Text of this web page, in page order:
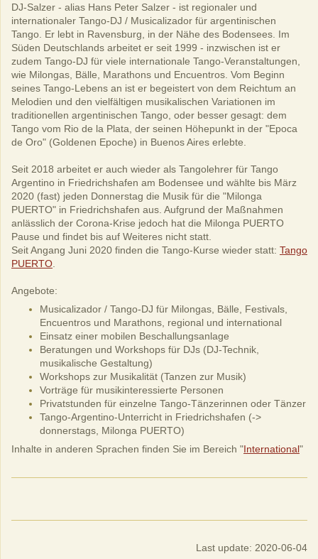
DJ-Salzer - alias Hans Peter Salzer - ist regionaler und
internationaler Tango-DJ / Musicalizador für argentinischen
Tango. Er lebt in Ravensburg, in der Nähe des Bodensees. Im
Süden Deutschlands arbeitet er seit 1999 - inzwischen ist er
zudem Tango-DJ für viele internationale Tango-Veranstaltungen,
wie Milongas, Bälle, Marathons und Encuentros. Vom Beginn
seines Tango-Lebens an ist er begeistert von dem Reichtum an
Melodien und den vielfältigen musikalischen Variationen im
traditionellen argentinischen Tango, oder besser gesagt: dem
Tango vom Rio de la Plata, der seinen Höhepunkt in der "Epoca
de Oro" (Goldenen Epoche) in Buenos Aires erlebte.
Seit 2018 arbeitet er auch wieder als Tangolehrer für Tango
Argentino in Friedrichshafen am Bodensee und wählte bis März
2020 (fast) jeden Donnerstag die Musik für die "Milonga
PUERTO" in Friedrichshafen aus. Aufgrund der Maßnahmen
anlässlich der Corona-Krise jedoch hat die Milonga PUERTO
Pause und findet bis auf Weiteres nicht statt.
Seit Angang Juni 2020 finden die Tango-Kurse wieder statt: Tango
PUERTO
Angebote:
Musicalizador / Tango-DJ für Milongas, Bälle, Festivals,
Encuentros und Marathons, regional und international
Einsatz einer mobilen Beschallungsanlage
Beratungen und Workshops für DJs (DJ-Technik,
musikalische Gestaltung)
Workshops zur Musikalität (Tanzen zur Musik)
Vorträge für musikinteressierte Personen
Privatstunden für einzelne Tango-Tänzerinnen oder Tänzer
Tango-Argentino-Unterricht in Friedrichshafen (->
donnerstags, Milonga PUERTO)
Inhalte in anderen Sprachen finden Sie im Bereich "International"
Last update: 2020-06-04